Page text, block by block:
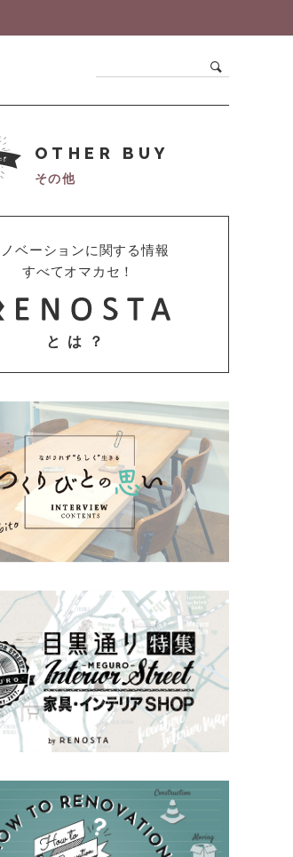
OTHER BUY
その他
ノベーションに関する情報
すべてオマカセ！
とは？